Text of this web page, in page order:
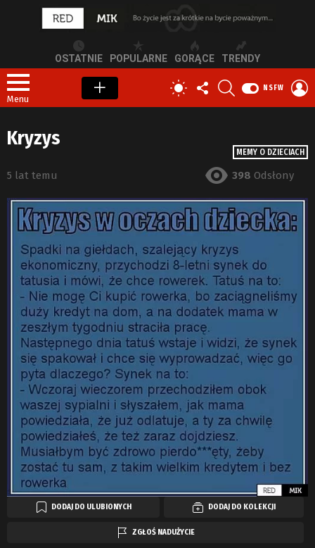
OSTATNIE POPULARNE GORĄCE TRENDY
Menu
PRZEŁĄCZ
SKÓRKĘ
OBSERWUJ
NAS
NSFW
MEMY O DZIECIACH
Kryzys
5 lat temu 398 Odsłony
DODAJ DO ULUBIONYCH DODAJ DO KOLEKCJI
ZGŁOŚ NADUŻYCIE